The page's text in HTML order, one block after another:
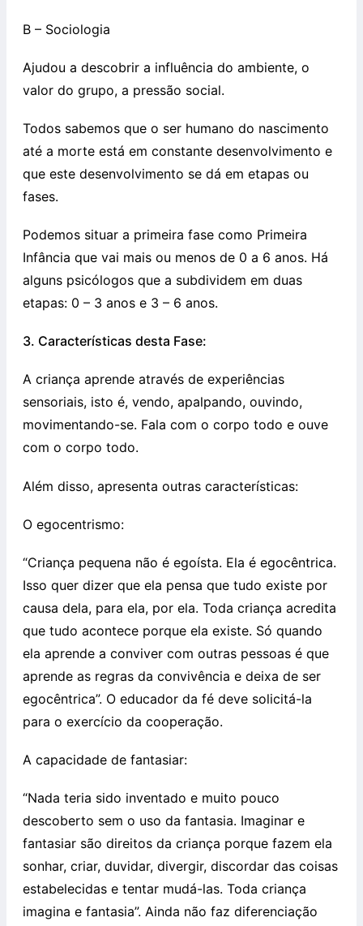
B – Sociologia
Ajudou a descobrir a influência do ambiente, o
valor do grupo, a pressão social.
Todos sabemos que o ser humano do nascimento
até a morte está em constante desenvolvimento e
que este desenvolvimento se dá em etapas ou
fases.
Podemos situar a primeira fase como Primeira
Infância que vai mais ou menos de 0 a 6 anos. Há
alguns psicólogos que a subdividem em duas
etapas: 0 – 3 anos e 3 – 6 anos.
3. Características desta Fase:
A criança aprende através de experiências
sensoriais, isto é, vendo, apalpando, ouvindo,
movimentando-se. Fala com o corpo todo e ouve
com o corpo todo.
Além disso, apresenta outras características:
O egocentrismo:
“Criança pequena não é egoísta. Ela é egocêntrica.
Isso quer dizer que ela pensa que tudo existe por
causa dela, para ela, por ela. Toda criança acredita
que tudo acontece porque ela existe. Só quando
ela aprende a conviver com outras pessoas é que
aprende as regras da convivência e deixa de ser
egocêntrica”. O educador da fé deve solicitá-la
para o exercício da cooperação.
A capacidade de fantasiar:
“Nada teria sido inventado e muito pouco
descoberto sem o uso da fantasia. Imaginar e
fantasiar são direitos da criança porque fazem ela
sonhar, criar, duvidar, divergir, discordar das coisas
estabelecidas e tentar mudá-las. Toda criança
imagina e fantasia”. Ainda não faz diferenciação